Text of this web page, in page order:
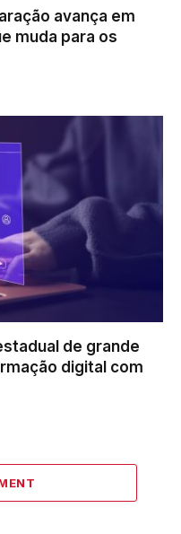
avança em
muda para os
de grande
digital com